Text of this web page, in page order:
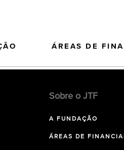
ÁREAS DE
Sobre o JTF
A FUNDAÇÃO
ÁREAS DE